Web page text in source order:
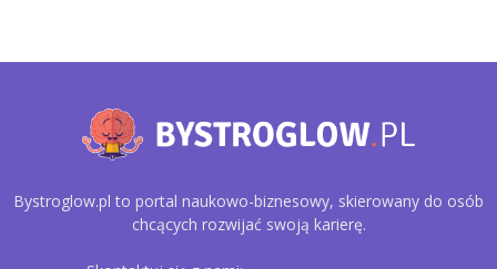
Bystroglow.pl to portal naukowo-biznesowy, skierowany do osób
chcących rozwijać swoją karierę.